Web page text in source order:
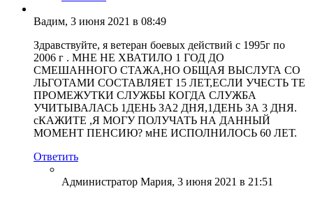
Вадим, 3 июня 2021 в 08:49
Здравствуйте, я ветеран боевых действий с 1995г по
2006 г . МНЕ НЕ ХВАТИЛО 1 ГОД ДО
СМЕШАННОГО СТАЖА,НО ОБЩАЯ ВЫСЛУГА СО
ЛЬГОТАМИ СОСТАВЛЯЕТ 15 ЛЕТ,ЕСЛИ УЧЕСТЬ ТЕ
ПРОМЕЖУТКИ СЛУЖБЫ КОГДА СЛУЖБА
УЧИТЫВАЛАСЬ 1ДЕНЬ ЗА2 ДНЯ,1ДЕНЬ ЗА 3 ДНЯ.
сКАЖИТЕ ,Я МОГУ ПОЛУЧАТЬ НА ДАННЫЙ
МОМЕНТ ПЕНСИЮ? мНЕ ИСПОЛНИЛОСЬ 60 ЛЕТ.
Ответить
Администратор Мария, 3 июня 2021 в 21:51